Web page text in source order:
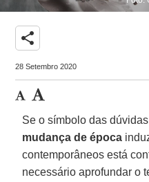
share
28 Setembro 2020
Se o símbolo das
mudança de época
contemporâneos está
necessário aprofundar o